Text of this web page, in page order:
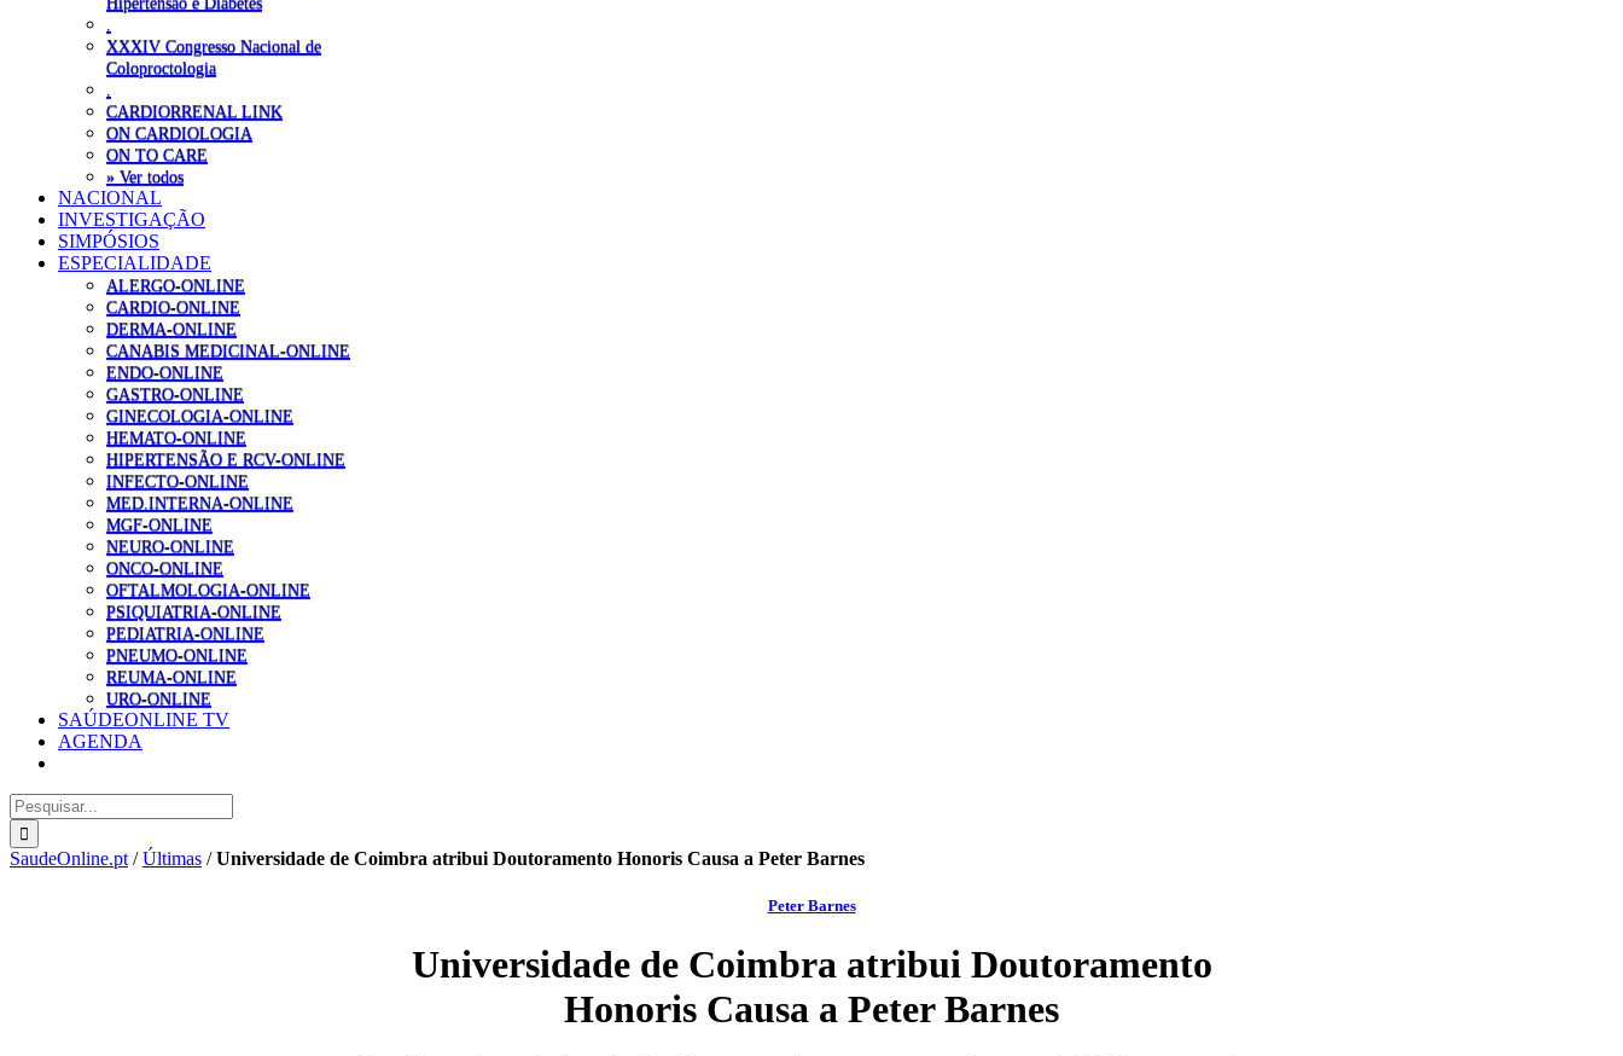
XXXIV Congresso Nacional de
Coloproctologia
CARDIORRENAL LINK
ON CARDIOLOGIA
ON TO CARE
» Ver todos
NACIONAL
INVESTIGAÇÃO
SIMPÓSIOS
ESPECIALIDADE
ALERGO-ONLINE
CARDIO-ONLINE
DERMA-ONLINE
CANABIS MEDICINAL-ONLINE
ENDO-ONLINE
GASTRO-ONLINE
GINECOLOGIA-ONLINE
HEMATO-ONLINE
HIPERTENSÃO E RCV-ONLINE
INFECTO-ONLINE
MED.INTERNA-ONLINE
MGF-ONLINE
NEURO-ONLINE
ONCO-ONLINE
OFTALMOLOGIA-ONLINE
PSIQUIATRIA-ONLINE
PEDIATRIA-ONLINE
PNEUMO-ONLINE
REUMA-ONLINE
URO-ONLINE
SAÚDEONLINE TV
AGENDA
Pesquisar
SaudeOnline.pt /Últimas /Universidade de Coimbra atribui Doutoramento Honoris Causa a Peter Barnes
Peter Barnes
Universidade de Coimbra atribui Doutoramento
Honoris Causa a Peter Barnes